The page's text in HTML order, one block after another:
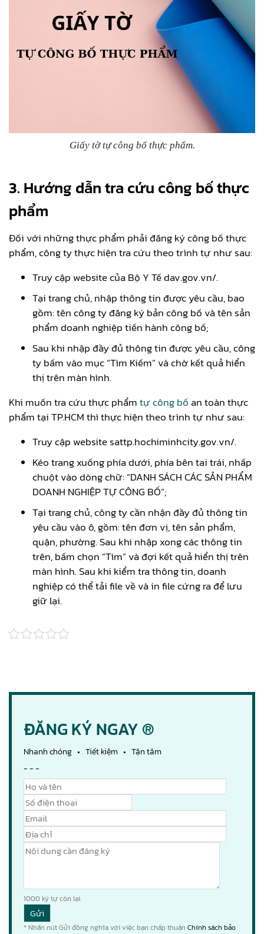
Giấy tờ tự công bố thực phẩm.
3. Hướng dẫn tra cứu công bố thực
phẩm
Đối với những thực phẩm phải đăng ký công bố thực
phẩm, công ty thực hiện tra cứu theo trình tự như sau:
Truy cập website của Bộ Y Tế dav.gov.vn/.
Tại trang chủ, nhập thông tin được yêu cầu, bao
gồm: tên công ty đăng ký bản công bố và tên sản
phẩm doanh nghiệp tiến hành công bố;
Sau khi nhập đầy đủ thông tin được yêu cầu, công
ty bấm vào mục “Tìm Kiếm” và chờ kết quả hiển
thị trên màn hình.
Khi muốn tra cứu thực phẩmtự công bốan toàn thực
phẩm tại TP.HCM thì thực hiện theo trình tự như sau:
Truy cập website sattp.hochiminhcity.gov.vn/.
Kéo trang xuống phía dưới, phía bên tai trái, nhấp
chuột vào dòng chữ: “DANH SÁCH CÁC SẢN PHẨM
DOANH NGHIỆP TỰ CÔNG BỐ”;
Tại trang chủ, công ty cần nhận đầy đủ thông tin
yêu cầu vào ô, gồm: tên đơn vị, tên sản phẩm,
quận, phường. Sau khi nhập xong các thông tin
trên, bấm chọn “Tìm” và đợi kết quả hiển thị trên
màn hình. Sau khi kiểm tra thông tin, doanh
nghiệp có thể tải file về và in file cứng ra để lưu
giữ lại.
ĐĂNG KÝ NGAY ®
Nhanh chóng • Tiết kiệm • Tận tâm
- - -
1000 ký tự còn lại.
* Nhấn nút Gửi đồng nghĩa với việc bạn chấp thuận Chính sách bảo